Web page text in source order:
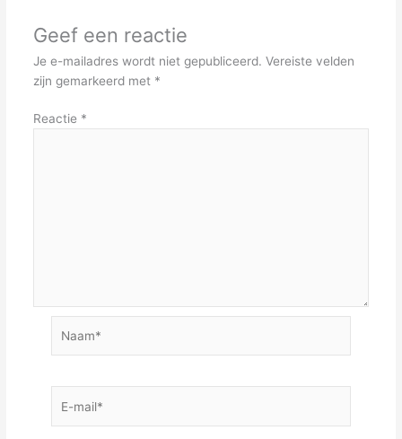
Geef een reactie
Je e-mailadres wordt niet gepubliceerd. Vereiste velden
zijn gemarkeerd met *
Reactie *
mail*